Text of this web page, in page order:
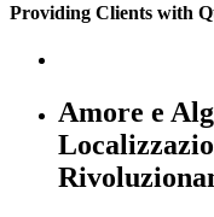
Providing Clients with
Amore e